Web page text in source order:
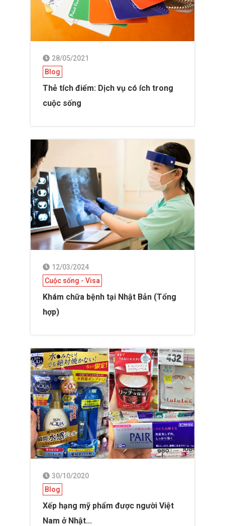
28/05/2021
Blog
Thẻ tích điểm: Dịch vụ có ích trong
cuộc sống
12/03/2024
Cuộc sống - Visa
Khám chữa bệnh tại Nhật Bản (Tổng
hợp)
30/10/2020
Blog
Xếp hạng mỹ phẩm được người Việt
Nam ở Nhật...